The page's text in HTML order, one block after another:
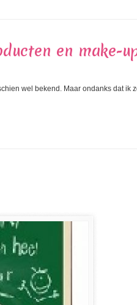
en make-
wel bekend. Maar ondanks dat ik